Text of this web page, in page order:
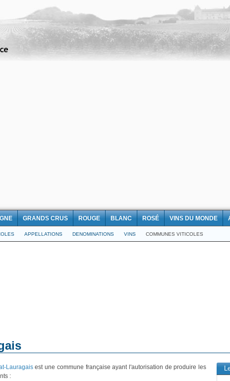
GRANDS CRUS ROUGE BLANC ROSÉ VINS DU MONDE
APPELLATIONS DENOMINATIONS VINS COMMUNES VITICOLES
Lauragaisest une commune française ayant l'autorisation de produire les
: